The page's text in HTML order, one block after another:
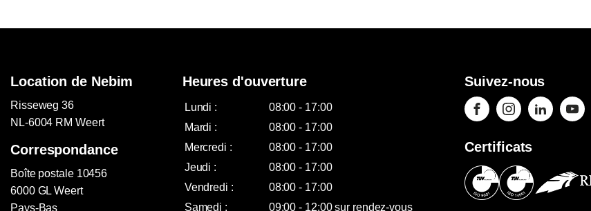
Location de Nebim
Risseweg 36
NL-6004 RM Weert
Correspondance
Boîte postale 10456
6000 GL Weert
Pays-Bas
Heures d'ouverture
Lundi :
08:00 - 17:00
Mardi :
08:00 - 17:00
Mercredi :
08:00 - 17:00
Jeudi :
08:00 - 17:00
Vendredi :
08:00 - 17:00
Samedi :
09:00 - 12:00 sur rendez-vous
Suivez-nous
Certificats